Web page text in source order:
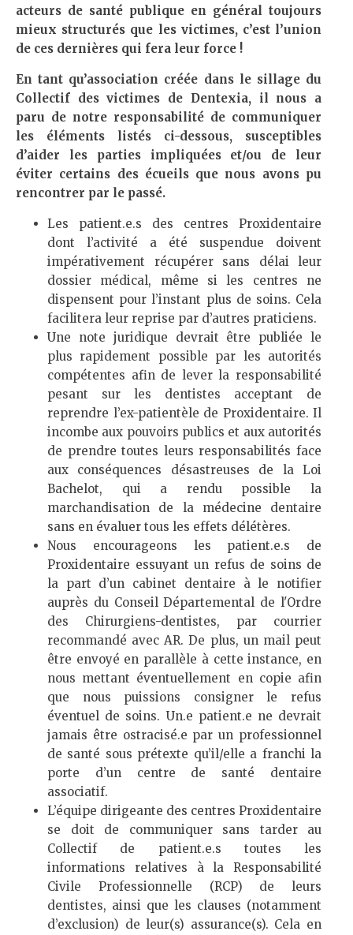
acteurs de santé publique en général toujours
mieux structurés que les victimes, c’est l’union
de ces dernières qui fera leur force !
En tant qu’association créée dans le sillage du
Collectif des victimes de Dentexia, il nous a
paru de notre responsabilité de communiquer
les éléments listés ci-dessous, susceptibles
d’aider les parties impliquées et/ou de leur
éviter certains des écueils que nous avons pu
rencontrer par le passé.
Les patient.e.s des centres Proxidentaire
dont l’activité a été suspendue doivent
impérativement récupérer sans délai leur
dossier médical, même si les centres ne
dispensent pour l’instant plus de soins. Cela
facilitera leur reprise par d’autres praticiens.
Une note juridique devrait être publiée le
plus rapidement possible par les autorités
compétentes afin de lever la responsabilité
pesant sur les dentistes acceptant de
reprendre l’ex-patientèle de Proxidentaire. Il
incombe aux pouvoirs publics et aux autorités
de prendre toutes leurs responsabilités face
aux conséquences désastreuses de la Loi
Bachelot, qui a rendu possible la
marchandisation de la médecine dentaire
sans en évaluer tous les effets délétères.
Nous encourageons les patient.e.s de
Proxidentaire essuyant un refus de soins de
la part d’un cabinet dentaire à le notifier
auprès du Conseil Départemental de l'Ordre
des Chirurgiens-dentistes, par courrier
recommandé avec AR. De plus, un mail peut
être envoyé en parallèle à cette instance, en
nous mettant éventuellement en copie afin
que nous puissions consigner le refus
éventuel de soins. Un.e patient.e ne devrait
jamais être ostracisé.e par un professionnel
de santé sous prétexte qu’il/elle a franchi la
porte d’un centre de santé dentaire
associatif.
L’équipe dirigeante des centres Proxidentaire
se doit de communiquer sans tarder au
Collectif de patient.e.s toutes les
informations relatives à la Responsabilité
Civile Professionnelle (RCP) de leurs
dentistes, ainsi que les clauses (notamment
d’exclusion) de leur(s) assurance(s). Cela en